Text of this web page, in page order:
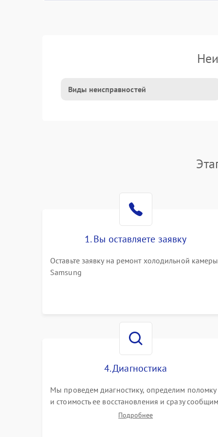
Виды неисправностей
1. Вы оставляете заявку
Оставьте заявку на ремонт холодильной камеры
Samsung
4. Диагностика
Мы проведем диагностику, определим поломку
и стоимость ее восстановления и сразу сообщим
вам о сроках ее устранения
Подробнее